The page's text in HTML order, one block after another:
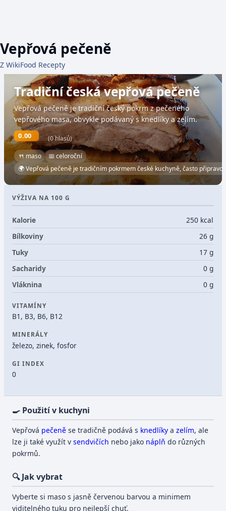
Vepřová pečeně
Z WikiFood Recepty
Tradiční česká vepřová pečeně
Vepřová pečeně je tradiční český pokrm z pečeného
vepřového masa, obvykle podávaný s knedlíky a zelím.
0.00 (0 hlasů)
🍴 maso
📅 celoroční
🌍 Vepřová pečeně je tradičním pokrmem české kuchyně, často
VÝŽIVA NA 100 G
Kalorie
250 kcal
Bílkoviny
26 g
Tuky
17 g
Sacharidy
0 g
Vláknina
0 g
VITAMÍNY
B1, B3, B6, B12
MINERÁLY
železo, zinek, fosfor
GI INDEX
0
🍳 Použití v kuchyni
Vepřová pečeně se tradičně podává s knedlíky azelím, ale
lze ji také využít vsendvičích nebo jako náplň do různých
pokrmů.
🔍 Jak vybrat
Vyberte si maso s jasně červenou barvou a minimem
viditelného tuku pro nejlepší chuť.